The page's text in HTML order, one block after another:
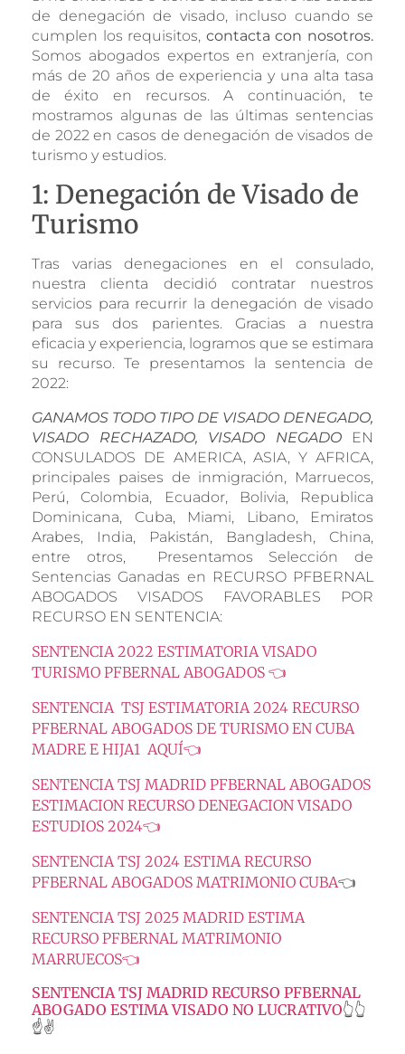
de denegación de visado, incluso cuando se
cumplen los requisitos, contacta con nosotros.
Somos abogados expertos en extranjería, con
más de 20 años de experiencia y una alta tasa
de éxito en recursos. A continuación, te
mostramos algunas de las últimas sentencias
de 2022 en casos de denegación de visados de
turismo y estudios.
1: Denegación de Visado de
Turismo
Tras varias denegaciones en el consulado,
nuestra clienta decidió contratar nuestros
servicios para recurrir la denegación de visado
para sus dos parientes. Gracias a nuestra
eficacia y experiencia, logramos que se estimara
su recurso. Te presentamos la sentencia de
2022:
GANAMOS TODO TIPO DE VISADO DENEGADO,
VISADO RECHAZADO, VISADO NEGADOEN
CONSULADOS DE AMERICA, ASIA, Y AFRICA,
principales paises de inmigración, Marruecos,
Perú, Colombia, Ecuador, Bolivia, Republica
Dominicana, Cuba, Miami, Libano, Emiratos
Arabes, India, Pakistán, Bangladesh, China,
entre otros, Presentamos Selección de
Sentencias Ganadas en RECURSO PFBERNAL
ABOGADOS VISADOS FAVORABLES POR
RECURSO EN SENTENCIA:
SENTENCIA 2022 ESTIMATORIA VISADO
TURISMO PFBERNAL ABOGADOS 👈
SENTENCIA TSJ ESTIMATORIA 2024 RECURSO
PFBERNAL ABOGADOS DE TURISMO EN CUBA
MADRE E HIJA1 AQUÍ👈
SENTENCIA TSJ MADRID PFBERNAL ABOGADOS
ESTIMACION RECURSO DENEGACION VISADO
ESTUDIOS 2024👈
SENTENCIA TSJ 2024 ESTIMA RECURSO
PFBERNAL ABOGADOS MATRIMONIO CUBA👈
SENTENCIA TSJ 2025 MADRID ESTIMA
RECURSO PFBERNAL MATRIMONIO
MARRUECOS👈
SENTENCIA TSJ MADRID RECURSO PFBERNAL
ABOGADO ESTIMA VISADO NO LUCRATIVO👆👆
☝️✌️